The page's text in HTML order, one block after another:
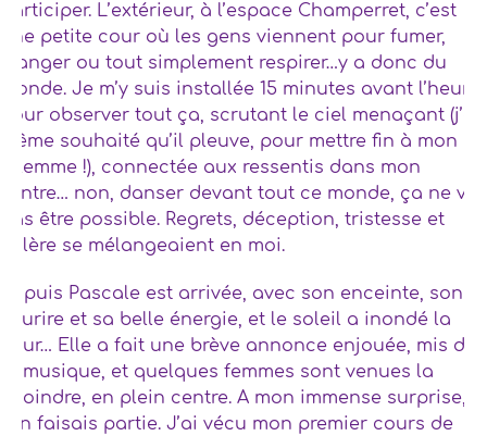
participer. L’extérieur, à l’espace Champerret, c’est
une petite cour où les gens viennent pour fumer,
manger ou tout simplement respirer…y a donc du
monde. Je m’y suis installée 15 minutes avant l’heure
pour observer tout ça, scrutant le ciel menaçant (j’ai
même souhaité qu’il pleuve, pour mettre fin à mon
dilemme !), connectée aux ressentis dans mon
ventre… non, danser devant tout ce monde, ça ne va
pas être possible. Regrets, déception, tristesse et
colère se mélangeaient en moi.
Et puis Pascale est arrivée, avec son enceinte, son
sourire et sa belle énergie, et le soleil a inondé la
cour… Elle a fait une brève annonce enjouée, mis de
la musique, et quelques femmes sont venues la
rejoindre, en plein centre. A mon immense surprise,
j’en faisais partie. J’ai vécu mon premier cours de